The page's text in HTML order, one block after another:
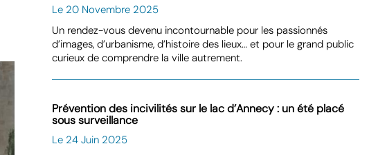
Le 20 Novembre 2025
Un rendez-vous devenu incontournable pour les passionnés
d’images, d’urbanisme, d’histoire des lieux… et pour le grand public
curieux de comprendre la ville autrement.
Prévention des incivilités sur le lac d’Annecy : un été placé
sous surveillance
Le 24 Juin 2025